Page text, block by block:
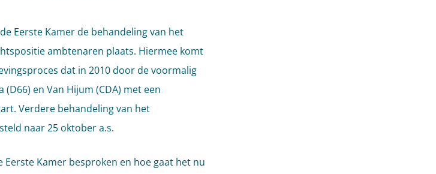
Eerste Kamer de behandeling van het
ambtenaren plaats. Hiermee komt
dat in 2010 door de voormalig
(D66) en Van Hijum (CDA) met een
Verdere behandeling van het
naar 25 oktober a.s.
Kamer besproken en hoe gaat het nu